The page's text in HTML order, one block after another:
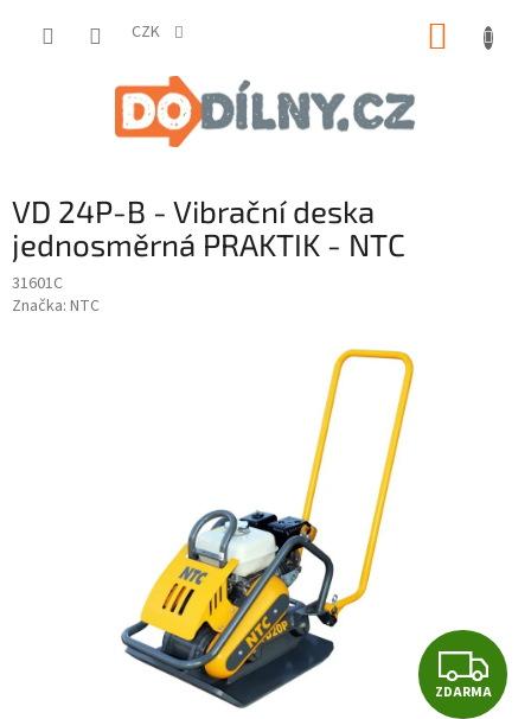
CZK
VD 24P-B - Vibrační deska
jednosměrná PRAKTIK - NTC
31601C
Značka: NTC
Z
ZDARMA